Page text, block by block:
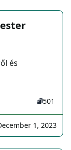
és
501
1, 2023